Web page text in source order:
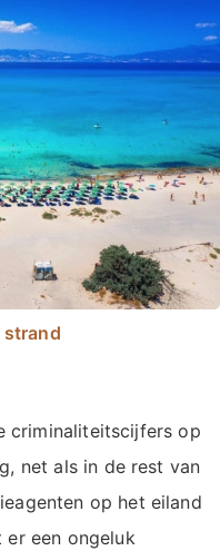
strand
criminaliteitscijfers op
net als in de rest van
op het eiland
een ongeluk